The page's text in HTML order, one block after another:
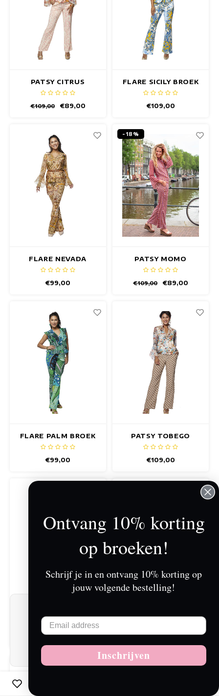
PATSY CITRUS
BROEK
€109,00 €89,00
FLARE SICILY BROEK
€109,00
FLARE NEVADA
BROEK
€99,00
-18%
PATSY MOMO
CARAMEL BROEK
€109,00 €89,00
FLARE PALM BROEK
€99,00
PATSY TOBEGO
BROEK
€109,00
€109,00
€109,00
Vergelijk producten
verbeteren. Is dat akkoord?
Ja Nee
Meer over cookies »
Ontvang 10% korting
op broeken!
Schrijf je in en ontvang 10% korting op
jouw volgende bestelling!
Inschrijven